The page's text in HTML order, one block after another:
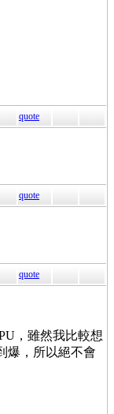
quote
quote
quote
，雖然我比較想
爆，所以絕不會